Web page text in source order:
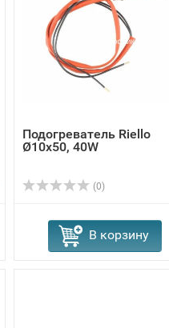
Подогреватель Riello
Ø10x50, 40W
(0)
В корзину